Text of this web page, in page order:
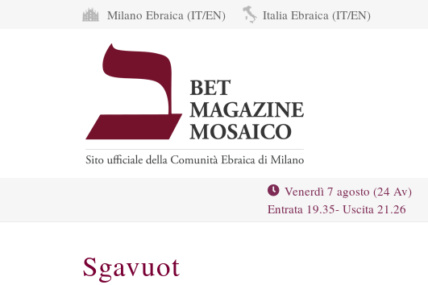
Milano Ebraica (IT/EN) Italia Ebraica (IT/EN)
Venerdì 7 agosto (24 Av)
Entrata 19.35- Uscita 21.26
Sgavuot